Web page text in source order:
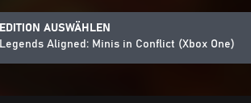
EDITION AUSWÄHLEN
Legends Aligned: Minis in Conflict (Xbox One)